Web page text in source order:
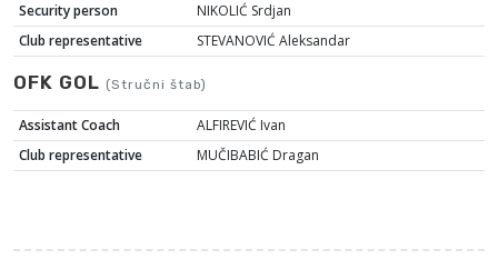
Security person
NIKOLIĆ Srdjan
Club representative
STEVANOVIĆ Aleksandar
OFK GOL (Stručni štab)
Assistant Coach
ALFIREVIĆ Ivan
Club representative
MUČIBABIĆ Dragan